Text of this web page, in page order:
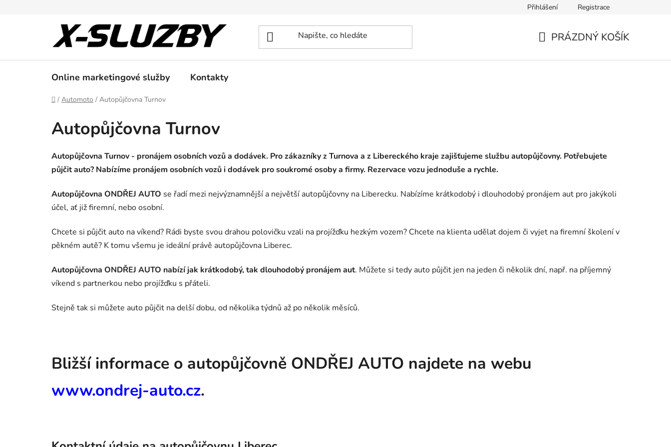
Přihlášení Registrace
PRÁZDNÝ KOŠÍK
Online marketingové služby Kontakty
Domů
/ Automoto / Autopůjčovna Turnov
Autopůjčovna Turnov
Autopůjčovna Turnov - pronájem osobních vozů a dodávek. Pro zákazníky z Turnova a z Libereckého kraje zajišťujeme službu autopůjčovny. Potřebujete
půjčit auto? Nabízíme pronájem osobních vozů i dodávek pro soukromé osoby a firmy. Rezervace vozu jednoduše a rychle.
Autopůjčovna ONDŘEJ AUTO se řadí mezi nejvýznamnější a největší autopůjčovny na Liberecku. Nabízíme krátkodobý i dlouhodobý pronájem aut pro jakýkoli
účel, ať již firemní, nebo osobní.
Chcete si půjčit auto na víkend? Rádi byste svou drahou polovičku vzali na projížďku hezkým vozem? Chcete na klienta udělat dojem či vyjet na firemní školení v
pěkném autě? K tomu všemu je ideální právě autopůjčovna Liberec.
Autopůjčovna ONDŘEJ AUTO nabízí jak krátkodobý, tak dlouhodobý pronájem aut. Můžete si tedy auto půjčit jen na jeden či několik dní, např. na příjemný
víkend s partnerkou nebo projížďku s přáteli.
Stejně tak si můžete auto půjčit na delší dobu, od několika týdnů až po několik měsíců.
Bližší informace o autopůjčovně ONDŘEJ AUTO najdete na webu
www.ondrej-auto.cz.